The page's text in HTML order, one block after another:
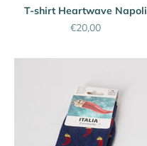
T-shirt Heartwave Napoli
Prezzo scontato
€20,00